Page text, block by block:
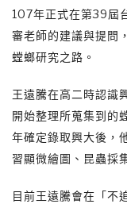
107年正式在第39屆
審老師的建議與提問
螳螂研究之路。
王遠騰在高二時認識
開始整理所蒐集到的
年確定錄取興大後，
習顯微繪圖、昆蟲採
目前王遠騰會在「不